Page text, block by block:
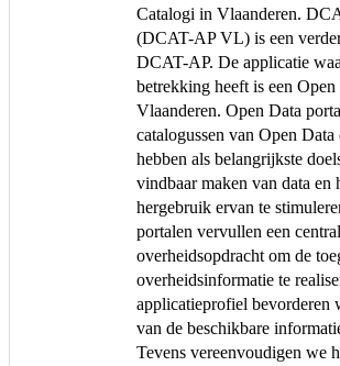
Catalogi in Vlaanderen.
(DCAT-AP VL) is een
DCAT-AP. De applicatie
betrekking heeft is een
Vlaanderen. Open Data
catalogussen van Open Data
hebben als belangrijkste
vindbaar maken van data en
hergebruik ervan te
portalen vervullen een
overheidsopdracht om de
overheidsinformatie te
applicatieprofiel bevorderen
van de beschikbare
Tevens vereenvoudigen we